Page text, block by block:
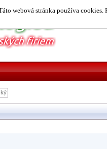
webová stránka používa